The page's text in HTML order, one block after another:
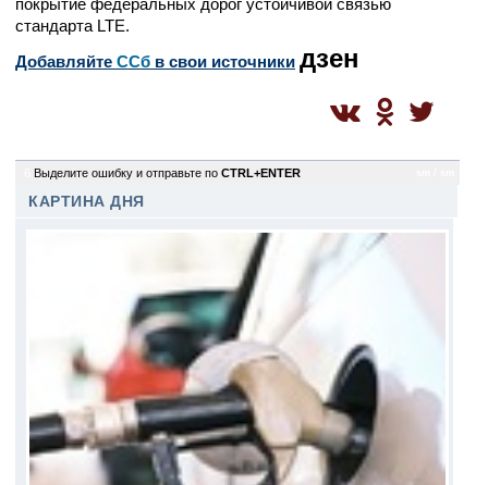
покрытие федеральных дорог устойчивой связью
стандарта LTE.
Добавляйте CСб в свои источники дзен
Выделите ошибку и отправьте по CTRL+ENTER
КАРТИНА ДНЯ